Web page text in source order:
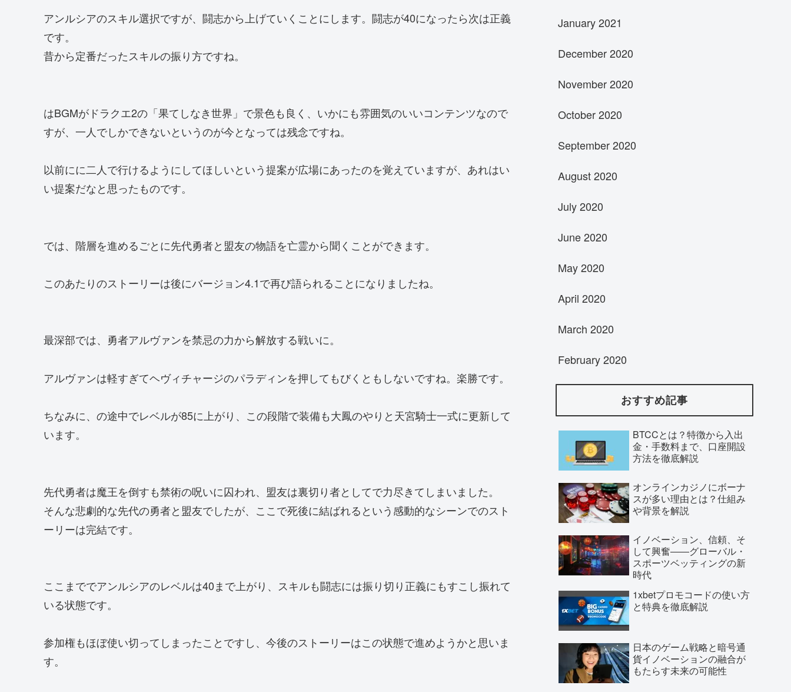
アンルシアのスキル選択ですが、闘志から上げていくことにします。闘志が40になったら次は正義
です。
昔から定番だったスキルの振り方ですね。
はBGMがドラクエ2の「果てしなき世界」で景色も良く、いかにも雰囲気のいいコンテンツなので
すが、一人でしかできないというのが今となっては残念ですね。
以前にに二人で行けるようにしてほしいという提案が広場にあったのを覚えていますが、あれはい
い提案だなと思ったものです。
では、階層を進めるごとに先代勇者と盟友の物語を亡霊から聞くことができます。
このあたりのストーリーは後にバージョン4.1で再び語られることになりましたね。
最深部では、勇者アルヴァンを禁忌の力から解放する戦いに。
アルヴァンは軽すぎてヘヴィチャージのパラディンを押してもびくともしないですね。楽勝です。
ちなみに、の途中でレベルが85に上がり、この段階で装備も大鳳のやりと天宮騎士一式に更新して
います。
先代勇者は魔王を倒すも禁術の呪いに囚われ、盟友は裏切り者としてで力尽きてしまいました。
そんな悲劇的な先代の勇者と盟友でしたが、ここで死後に結ばれるという感動的なシーンでのスト
ーリーは完結です。
ここまででアンルシアのレベルは40まで上がり、スキルも闘志には振り切り正義にもすこし振れて
いる状態です。
参加権もほぼ使い切ってしまったことですし、今後のストーリーはこの状態で進めようかと思いま
す。
January 2021
December 2020
November 2020
October 2020
September 2020
August 2020
July 2020
June 2020
May 2020
April 2020
March 2020
February 2020
おすすめ記事
BTCCとは？特徴から入出
金・手数料まで、口座開設
方法を徹底解説
オンラインカジノにボーナ
スが多い理由とは？仕組み
や背景を解説
イノベーション、信頼、そ
して興奮――グローバル・
スポーツベッティングの新
時代
1xbetプロモコードの使い方
と特典を徹底解説
日本のゲーム戦略と暗号通
貨イノベーションの融合が
もたらす未来の可能性